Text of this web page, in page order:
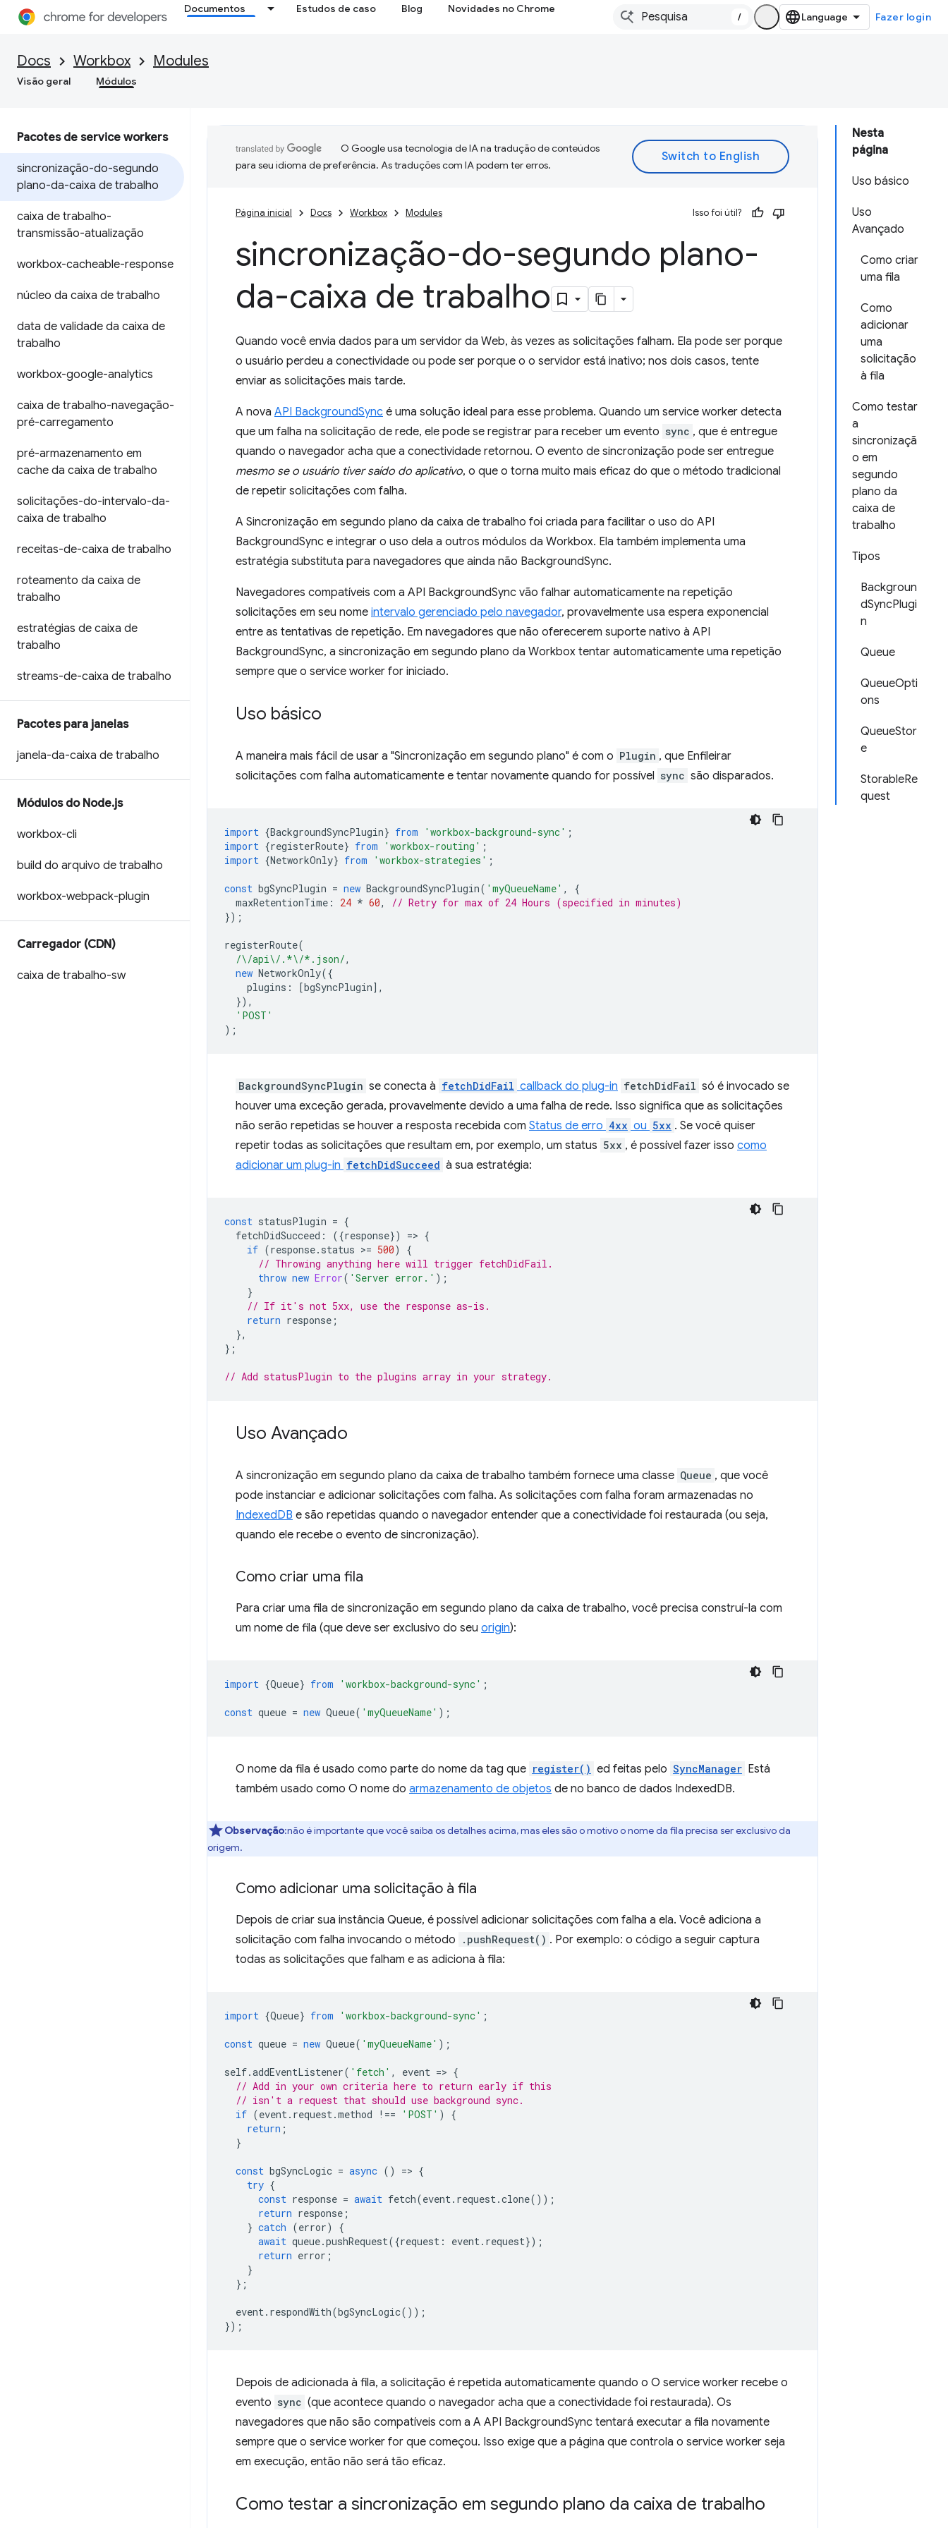
Documentos Estudos de caso Blog Novidades no Chrome
/ Fazer login
Docs Workbox Modules
Visão geral Módulos
Pacotes de service workers
sincronização-do-segundo
plano-da-caixa de trabalho
caixa de trabalho-
transmissão-atualização
workbox-cacheable-response
núcleo da caixa de trabalho
data de validade da caixa de
trabalho
workbox-google-analytics
caixa de trabalho-navegação-
pré-carregamento
pré-armazenamento em
cache da caixa de trabalho
solicitações-do-intervalo-da-
caixa de trabalho
receitas-de-caixa de trabalho
roteamento da caixa de
trabalho
estratégias de caixa de
trabalho
streams-de-caixa de trabalho
Pacotes para janelas
janela-da-caixa de trabalho
Módulos do Node.js
workbox-cli
build do arquivo de trabalho
workbox-webpack-plugin
Carregador (CDN)
caixa de trabalho-sw
Nesta
página
Uso básico
Uso
Avançado
Como criar
uma fila
Como
adicionar
uma
solicitação
à fila
Como testar
a
sincronizaçã
o em
segundo
plano da
caixa de
trabalho
Tipos
Backgroun
dSyncPlugi
n
Queue
QueueOpti
ons
QueueStor
e
StorableRe
quest
O Google usa tecnologia de IA na tradução de conteúdos
para seu idioma de preferência. As traduções com IA podem ter erros.
Página inicial Docs Workbox Modules Isso foi útil?
sincronização-do-segundo plano-
da-caixa de trabalho
Quando você envia dados para um servidor da Web, às vezes as solicitações falham. Ela pode ser porque
o usuário perdeu a conectividade ou pode ser porque o o servidor está inativo; nos dois casos, tente
enviar as solicitações mais tarde.
A nova API BackgroundSync é uma solução ideal para esse problema. Quando um service worker detecta
que um falha na solicitação de rede, ele pode se registrar para receber um evento sync , que é entregue
quando o navegador acha que a conectividade retornou. O evento de sincronização pode ser entregue
mesmo se o usuário tiver saído do aplicativo, o que o torna muito mais eficaz do que o método tradicional
de repetir solicitações com falha.
A Sincronização em segundo plano da caixa de trabalho foi criada para facilitar o uso do API
BackgroundSync e integrar o uso dela a outros módulos da Workbox. Ela também implementa uma
estratégia substituta para navegadores que ainda não BackgroundSync.
Navegadores compatíveis com a API BackgroundSync vão falhar automaticamente na repetição
solicitações em seu nome intervalo gerenciado pelo navegador, provavelmente usa espera exponencial
entre as tentativas de repetição. Em navegadores que não oferecerem suporte nativo à API
BackgroundSync, a sincronização em segundo plano da Workbox tentar automaticamente uma repetição
sempre que o service worker for iniciado.
Uso básico
A maneira mais fácil de usar a "Sincronização em segundo plano" é com o Plugin , que Enfileirar
solicitações com falha automaticamente e tentar novamente quando for possível sync são disparados.
import {BackgroundSyncPlugin} from 'workbox-background-sync' ;
import {registerRoute} from 'workbox-routing' ;
import {NetworkOnly} from 'workbox-strategies' ;
const bgSyncPlugin = new BackgroundSyncPlugin( 'myQueueName' ,
{
maxRetentionTime : 24 * 60,
// Retry for max of 24 Hours (specified in minutes)
});
registerRoute(
/\/api\/.*\/*.json/,
new NetworkOnly({
plugins : [bgSyncPlugin],
}),
'POST'
);
BackgroundSyncPlugin se conecta à fetchDidFail callback do plug-in fetchDidFail só é invocado se
houver uma exceção gerada, provavelmente devido a uma falha de rede. Isso significa que as solicitações
não serão repetidas se houver a resposta recebida com Status de erro 4xx ou 5xx . Se você quiser
repetir todas as solicitações que resultam em, por exemplo, um status 5xx , é possível fazer isso como
adicionar um plug-in fetchDidSucceed à sua estratégia:
const statusPlugin = {
fetchDidSucceed : ({response}) => {
if (response. status >= 500)
{
// Throwing anything here will trigger fetchDidFail.
throw new Error( 'Server error.' );
}
// If it's not 5xx, use the response as-is.
return response ;
},
};
// Add statusPlugin to the plugins array in your strategy.
Uso Avançado
A sincronização em segundo plano da caixa de trabalho também fornece uma classe Queue , que você
pode instanciar e adicionar solicitações com falha. As solicitações com falha foram armazenadas no
IndexedDB e são repetidas quando o navegador entender que a conectividade foi restaurada (ou seja,
quando ele recebe o evento de sincronização).
Como criar uma fila
Para criar uma fila de sincronização em segundo plano da caixa de trabalho, você precisa construí-la com
um nome de fila (que deve ser exclusivo do seu origin):
import {Queue} from 'workbox-background-sync' ;
const queue = new Queue( 'myQueueName' );
O nome da fila é usado como parte do nome da tag que register() ed feitas pelo SyncManager Está
também usado como O nome do armazenamento de objetos de no banco de dados IndexedDB.
Observação:não é importante que você saiba os detalhes acima, mas eles são o motivo o nome da fila precisa ser exclusivo da
origem.
Como adicionar uma solicitação à fila
Depois de criar sua instância Queue, é possível adicionar solicitações com falha a ela. Você adiciona a
solicitação com falha invocando o método
.pushRequest() . Por exemplo: o código a seguir captura
todas as solicitações que falham e as adiciona à fila:
import {Queue} from 'workbox-background-sync' ;
const queue = new Queue( 'myQueueName' );
self.addEventListener( 'fetch' , event => {
// Add in your own criteria here to return early if this
// isn't a request that should use background sync.
if (event. request.method !== 'POST' )
{
return ;
}
const bgSyncLogic = async () => {
try {
const response = await fetch(event. request.clone());
return response ;
} catch (error)
{
await queue.pushRequest({request : event. request});
return error ;
}
};
event. respondWith(bgSyncLogic());
});
Depois de adicionada à fila, a solicitação é repetida automaticamente quando o O service worker recebe o
evento sync (que acontece quando o navegador acha que a conectividade foi restaurada). Os
navegadores que não são compatíveis com a A API BackgroundSync tentará executar a fila novamente
sempre que o service worker for que começou. Isso exige que a página que controla o service worker seja
em execução, então não será tão eficaz.
Como testar a sincronização em segundo plano da caixa de trabalho